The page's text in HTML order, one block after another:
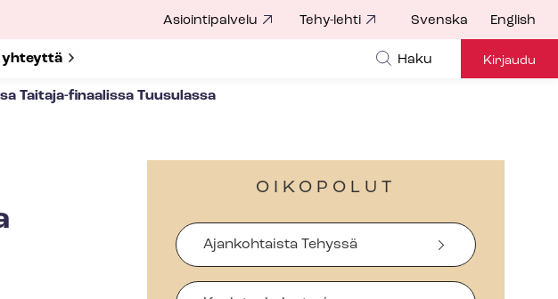
submenu for
yhteyttä
Asiointipalvelu Tehy-lehti Svenska English
Haku Kirjaudu
Taitaja-​finaalissa Tuusulassa
OIKOPOLUT
Ajankohtaista Tehyssä